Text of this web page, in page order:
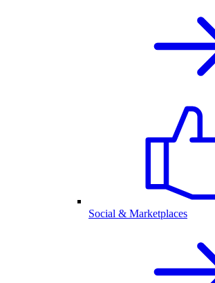
Social & Marketplaces